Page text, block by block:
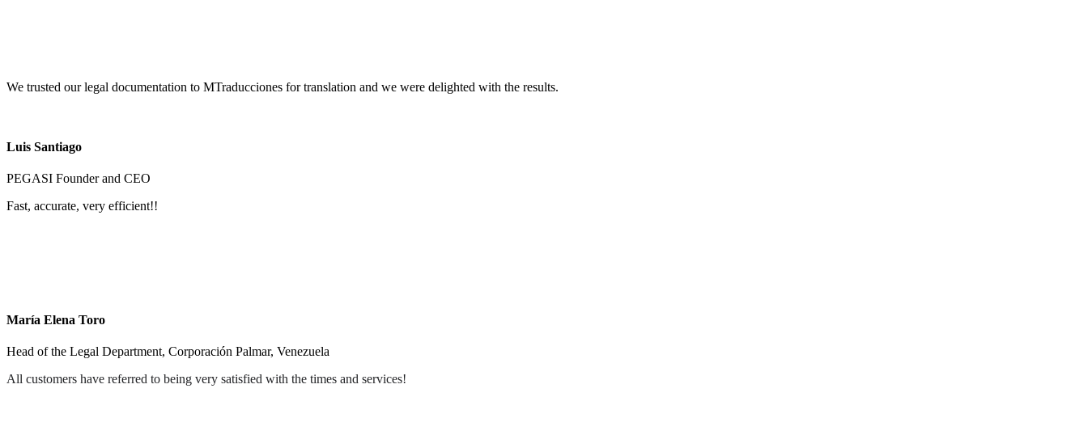
We trusted our legal documentation to MTraducciones for translation and we were delighted with the results.
Luis Santiago
PEGASI Founder and CEO
Fast, accurate, very efficient!!
María Elena Toro
Head of the Legal Department, Corporación Palmar, Venezuela
All customers have referred to being very satisfied with the times and services!